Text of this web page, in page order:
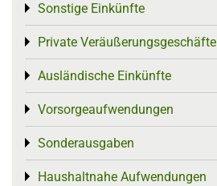
Sonstige Einkünfte
Toggle menu
Private Veräußerungsgeschäfte
Toggle menu
Ausländische Einkünfte
Toggle menu
Vorsorgeaufwendungen
Toggle menu
Sonderausgaben
Toggle menu
Haushaltnahe Aufwendungen
Toggle menu